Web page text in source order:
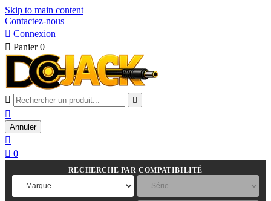
Skip to main content
Contactez-nous
 Connexion
 Panier 0
 

Annuler

 0
RECHERCHE PAR COMPATIBILITÉ